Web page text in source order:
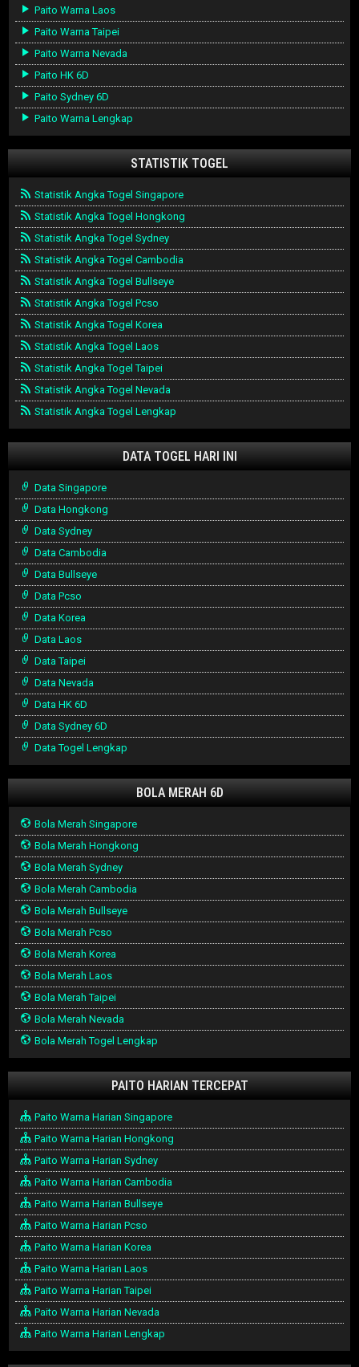
Paito Warna Laos
Paito Warna Taipei
Paito Warna Nevada
Paito HK 6D
Paito Sydney 6D
Paito Warna Lengkap
STATISTIK TOGEL
Statistik Angka Togel Singapore
Statistik Angka Togel Hongkong
Statistik Angka Togel Sydney
Statistik Angka Togel Cambodia
Statistik Angka Togel Bullseye
Statistik Angka Togel Pcso
Statistik Angka Togel Korea
Statistik Angka Togel Laos
Statistik Angka Togel Taipei
Statistik Angka Togel Nevada
Statistik Angka Togel Lengkap
DATA TOGEL HARI INI
Data Singapore
Data Hongkong
Data Sydney
Data Cambodia
Data Bullseye
Data Pcso
Data Korea
Data Laos
Data Taipei
Data Nevada
Data HK 6D
Data Sydney 6D
Data Togel Lengkap
BOLA MERAH 6D
Bola Merah Singapore
Bola Merah Hongkong
Bola Merah Sydney
Bola Merah Cambodia
Bola Merah Bullseye
Bola Merah Pcso
Bola Merah Korea
Bola Merah Laos
Bola Merah Taipei
Bola Merah Nevada
Bola Merah Togel Lengkap
PAITO HARIAN TERCEPAT
Paito Warna Harian Singapore
Paito Warna Harian Hongkong
Paito Warna Harian Sydney
Paito Warna Harian Cambodia
Paito Warna Harian Bullseye
Paito Warna Harian Pcso
Paito Warna Harian Korea
Paito Warna Harian Laos
Paito Warna Harian Taipei
Paito Warna Harian Nevada
Paito Warna Harian Lengkap